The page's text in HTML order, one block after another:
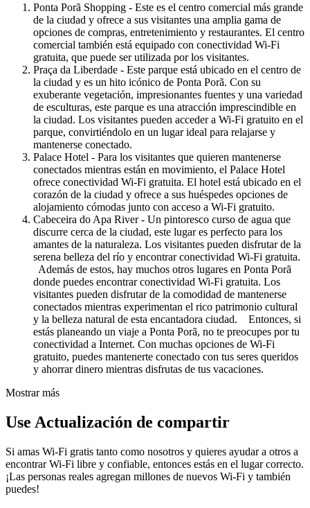
Ponta Porã Shopping - Este es el centro comercial más grande
de la ciudad y ofrece a sus visitantes una amplia gama de
opciones de compras, entretenimiento y restaurantes. El centro
comercial también está equipado con conectividad Wi-Fi
gratuita, que puede ser utilizada por los visitantes.
Praça da Liberdade - Este parque está ubicado en el centro de
la ciudad y es un hito icónico de Ponta Porã. Con su
exuberante vegetación, impresionantes fuentes y una variedad
de esculturas, este parque es una atracción imprescindible en
la ciudad. Los visitantes pueden acceder a Wi-Fi gratuito en el
parque, convirtiéndolo en un lugar ideal para relajarse y
mantenerse conectado.
Palace Hotel - Para los visitantes que quieren mantenerse
conectados mientras están en movimiento, el Palace Hotel
ofrece conectividad Wi-Fi gratuita. El hotel está ubicado en el
corazón de la ciudad y ofrece a sus huéspedes opciones de
alojamiento cómodas junto con acceso a Wi-Fi gratuito.
Cabeceira do Apa River - Un pintoresco curso de agua que
discurre cerca de la ciudad, este lugar es perfecto para los
amantes de la naturaleza. Los visitantes pueden disfrutar de la
serena belleza del río y encontrar conectividad Wi-Fi gratuita.
Además de estos, hay muchos otros lugares en Ponta Porã
donde puedes encontrar conectividad Wi-Fi gratuita. Los
visitantes pueden disfrutar de la comodidad de mantenerse
conectados mientras experimentan el rico patrimonio cultural
y la belleza natural de esta encantadora ciudad. Entonces, si
estás planeando un viaje a Ponta Porã, no te preocupes por tu
conectividad a Internet. Con muchas opciones de Wi-Fi
gratuito, puedes mantenerte conectado con tus seres queridos
y ahorrar dinero mientras disfrutas de tus vacaciones.
Mostrar más
Use Actualización de compartir
Si amas Wi-Fi gratis tanto como nosotros y quieres ayudar a otros a
encontrar Wi-Fi libre y confiable, entonces estás en el lugar correcto.
¡Las personas reales agregan millones de nuevos Wi-Fi y también
puedes!